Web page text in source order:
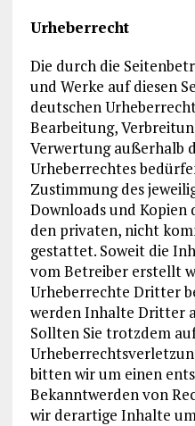
Urheberrecht
Die durch die
und Werke auf diesen
deutschen
Bearbeitung,
Verwertung außerhalb
Urheberrechtes
Zustimmung des
Downloads und Kopien
den privaten, nicht
gestattet. Soweit die
vom Betreiber erstellt
Urheberrechte Dritter
werden Inhalte Dritter
Sollten Sie trotzdem
bitten wir um einen
Bekanntwerden von
wir derartige Inhalte